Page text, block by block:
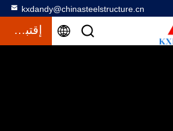
kxdandy@chinasteelstructure.cn
إقتباس